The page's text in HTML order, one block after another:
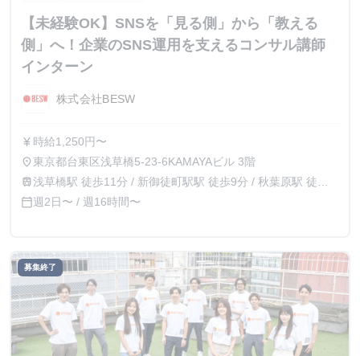
【未経験OK】SNSを「見る側」から「教える
側」へ！企業のSNS運用を支えるコンサル講師
インターン
株式会社BESW
currency_yen 時給1,250円〜
place東京都台東区浅草橋5-23-6KAMAYAビル 3階
train浅草橋駅 徒歩11分 / 新御徒町駅駅 徒歩9分 / 秋葉原駅 徒歩
13分
calendar_today週2日〜 / 週16時間〜
募集終了